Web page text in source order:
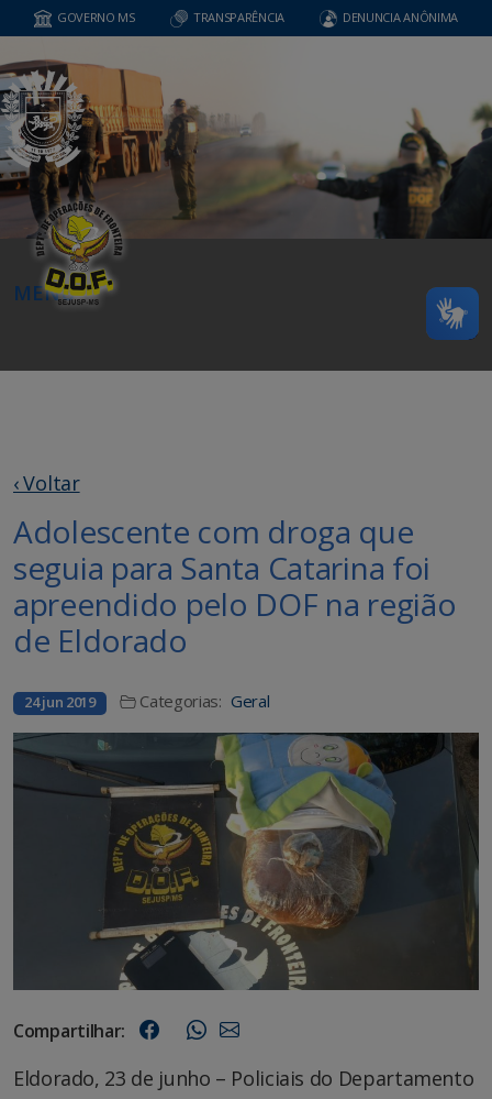
GOVERNO MS TRANSPARÊNCIA DENUNCIA ANÔNIMA
MENU
‹ Voltar
Adolescente com droga que
seguia para Santa Catarina foi
apreendido pelo DOF na região
de Eldorado
24 jun 2019 Categorias: Geral
Compartilhar:
Eldorado, 23 de junho – Policiais do Departamento